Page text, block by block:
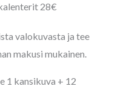
28€
valokuvasta ja tee
makusi mukainen.
1 kansikuva + 12